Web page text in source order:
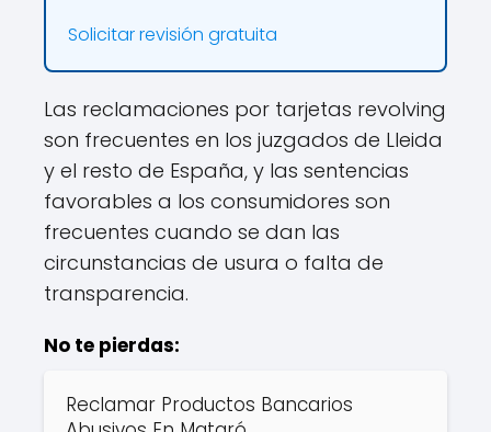
Solicitar revisión gratuita
Las reclamaciones por tarjetas revolving
son frecuentes en los juzgados de Lleida
y el resto de España, y las sentencias
favorables a los consumidores son
frecuentes cuando se dan las
circunstancias de usura o falta de
transparencia.
No te pierdas:
Reclamar Productos Bancarios